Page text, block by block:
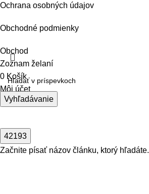
Ochrana osobných údajov
Obchodné podmienky
Vyhľadávanie
Začnite písať názov článku, ktorý hľadáte.
Obchod
Zoznam želaní
0 Košík
Môj účet